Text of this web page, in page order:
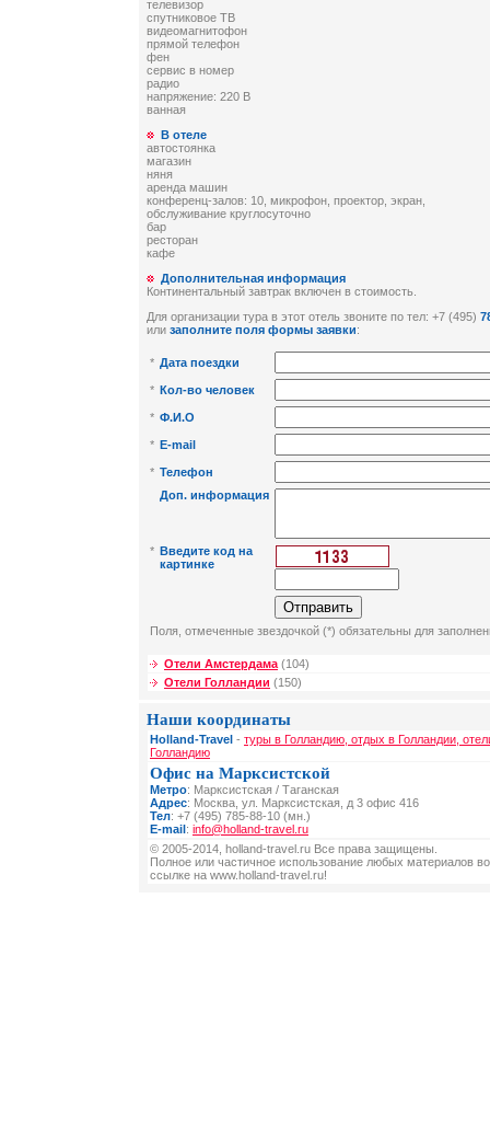
телевизор
спутниковое ТВ
видеомагнитофон
прямой телефон
фен
сервис в номер
радио
напряжение: 220 В
ванная
В отеле
автостоянка
магазин
няня
аренда машин
конференц-залов: 10, микрофон, проектор, экран,
обслуживание круглосуточно
бар
ресторан
кафе
Дополнительная информация
Континентальный завтрак включен в стоимость.
Для организации тура в этот отель звоните по тел: +7 (495)
или заполните поля формы заявки:
* Дата поездки
* Кол-во человек
* Ф.И.О
* E-mail
* Телефон
Доп. информация
* Введите код на
картинке
Поля, отмеченные звездочкой (*) обязательны для
Отели Амстердама(104)
Отели Голландии (150)
Наши координаты
Holland-Travel - туры в Голландию, отдых в Голландии,
Голландию
Офис на Марксистской
Метро: Марксистская / Таганская
Адрес: Москва, ул. Марксистская, д 3 офис 416
Тел: +7 (495) 785-88-10 (мн.)
E-mail: info@holland-travel.ru
© 2005-2014, holland-travel.ru Все права защищены.
Полное или частичное использование любых материалов
ссылке на www.holland-travel.ru!